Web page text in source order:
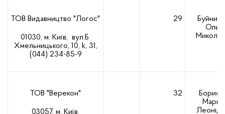
ТОВ Видавництво "Логос"
01030, м. Київ, вул.Б.
Хмельницького, 10, k, 31,
(044) 234-85-9
29
Ольга
ТОВ "Верекон"
03057, м. Київ,
32